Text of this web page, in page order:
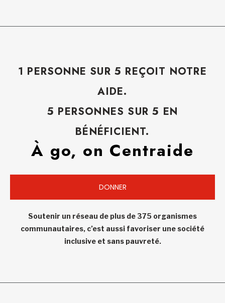
1 PERSONNE SUR 5 REÇOIT NOTRE
AIDE.
5 PERSONNES SUR 5 EN
BÉNÉFICIENT.
À go, on Centraide
DONNER
Soutenir un réseau de plus de 375 organismes
communautaires, c’est aussi favoriser une société
inclusive et sans pauvreté.